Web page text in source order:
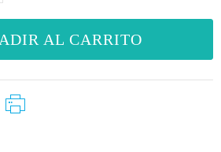
AL CARRITO